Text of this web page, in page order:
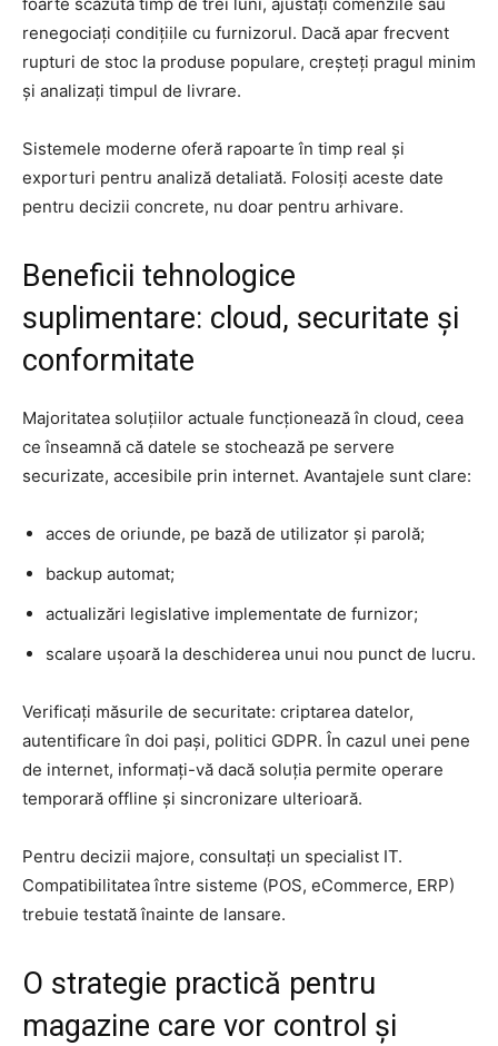
foarte scăzută timp de trei luni, ajustați comenzile sau
renegociați condițiile cu furnizorul. Dacă apar frecvent
rupturi de stoc la produse populare, creșteți pragul minim
și analizați timpul de livrare.
Sistemele moderne oferă rapoarte în timp real și
exporturi pentru analiză detaliată. Folosiți aceste date
pentru decizii concrete, nu doar pentru arhivare.
Beneficii tehnologice
suplimentare: cloud, securitate și
conformitate
Majoritatea soluțiilor actuale funcționează în cloud, ceea
ce înseamnă că datele se stochează pe servere
securizate, accesibile prin internet. Avantajele sunt clare:
acces de oriunde, pe bază de utilizator și parolă;
backup automat;
actualizări legislative implementate de furnizor;
scalare ușoară la deschiderea unui nou punct de lucru.
Verificați măsurile de securitate: criptarea datelor,
autentificare în doi pași, politici GDPR. În cazul unei pene
de internet, informați-vă dacă soluția permite operare
temporară offline și sincronizare ulterioară.
Pentru decizii majore, consultați un specialist IT.
Compatibilitatea între sisteme (POS, eCommerce, ERP)
trebuie testată înainte de lansare.
O strategie practică pentru
magazine care vor control și